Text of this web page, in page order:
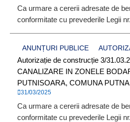
Ca urmare a cererii adresate de
conformitate cu prevederile Legii
ANUNȚURI PUBLICE
Autorizație de construcție 3/
CANALIZARE IN ZONELE
PUTNISOARA, COMUNA
31/03/2025
Ca urmare a cererii adresate de
conformitate cu prevederile Legii